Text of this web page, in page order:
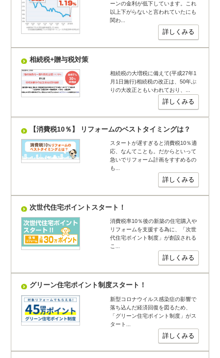
ーンの金利が低下しています。これ
以上下がらないと言われていたにも
関わ...
詳しくみる
相続税+贈与税対策
相続税の大増税に備えて(平成27年1
月1日施行)相続税の改正は、50年ぶ
りの大改正ともいわれており、...
詳しくみる
【消費税10％】 リフォームのベストタイミングは？
スタートが遅すぎると消費税10％適
応、なんてことも。だからといって
急いでリフォーム計画をすすめるの
も...
詳しくみる
次世代住宅ポイントスタート！
消費税率10％後の新築の住宅購入や
リフォームを支援する為に、「次世
代住宅ポイント制度」が創設される
こ...
詳しくみる
グリーン住宅ポイント制度スタート！
新型コロナウイルス感染症の影響で
落ち込んだ経済回復を図るため、
「グリーン住宅ポイント制度」がス
タート...
詳しくみる